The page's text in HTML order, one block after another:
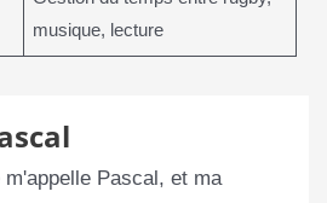
musique, lecture
m'appelle Pascal, et ma